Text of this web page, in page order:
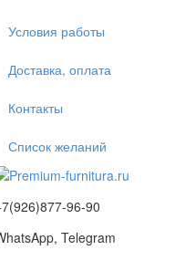
Условия работы
Доставка, оплата
Контакты
Список желаний
96-90
Telegram